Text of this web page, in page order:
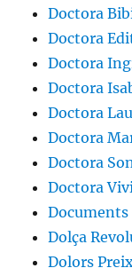
Doctora
Doctora
Doctora
Doctora
Doctora
Doctora
Doctora
Doctora
Documents
Dolça
Dolors